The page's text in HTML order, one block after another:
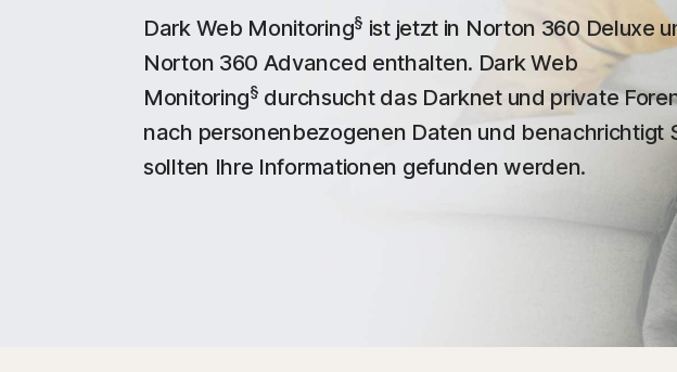
Dark Web Monitoring§ ist jetzt in Norton 360 Deluxe
Norton 360 Advanced enthalten. Dark Web
Monitoring§ durchsucht das Darknet und private
nach personenbezogenen Daten und benachrichtigt
sollten Ihre Informationen gefunden werden.